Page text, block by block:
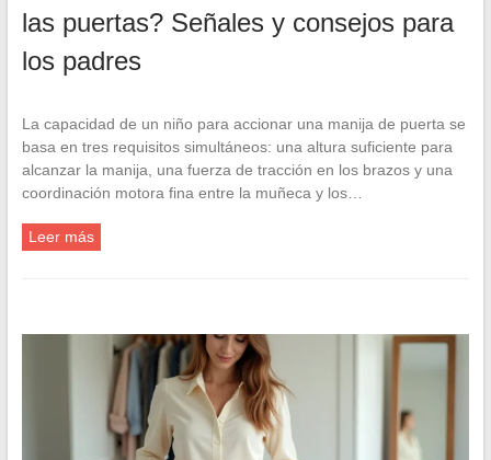
las puertas? Señales y consejos para
los padres
La capacidad de un niño para accionar una manija de puerta se
basa en tres requisitos simultáneos: una altura suficiente para
alcanzar la manija, una fuerza de tracción en los brazos y una
coordinación motora fina entre la muñeca y los…
Leer más